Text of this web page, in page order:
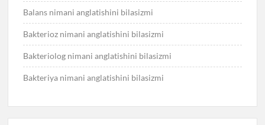
Balans nimani anglatishini bilasizmi
Bakterioz nimani anglatishini bilasizmi
Bakteriolog nimani anglatishini bilasizmi
Bakteriya nimani anglatishini bilasizmi